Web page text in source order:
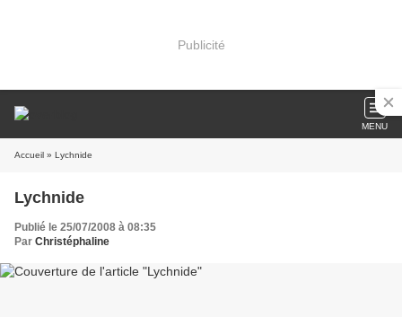
Publicité
MENU
Accueil » Lychnide
Lychnide
Publié le 25/07/2008 à 08:35
Par Christéphaline